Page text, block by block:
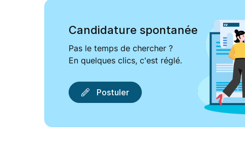
Candidature spontanée
Pas le temps de chercher ?
En quelques clics, c'est réglé.
Postuler